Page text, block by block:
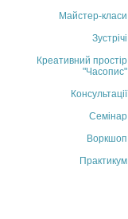
Майстер-класи
Зустрічі
Креативний простір
"Часопис"
Консультації
Семінар
Воркшоп
Практикум